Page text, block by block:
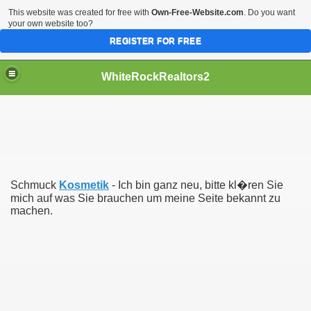
WhiteRockRealtors2
Schmuck Kosmetik - Ich bin ganz neu, bitte kl�ren Sie
mich auf was Sie brauchen um meine Seite bekannt zu
machen.
This website was created for free with Own-Free-Website.com. Do you want
your own website too?
REGISTER FOR FREE